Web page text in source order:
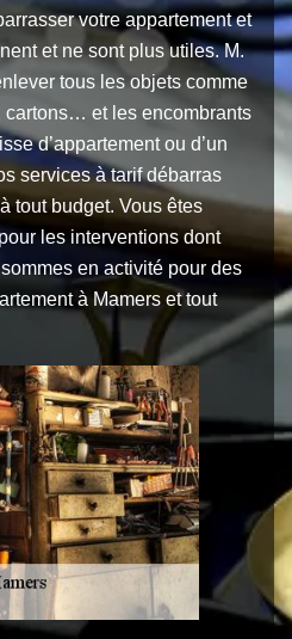
votre appartement et
et ne sont plus utiles. M.
tous les objets comme
cartons… et les encombrants
d’appartement ou d’un
services à tarif débarras
tout budget. Vous êtes
les interventions dont
en activité pour des
à Mamers et tout